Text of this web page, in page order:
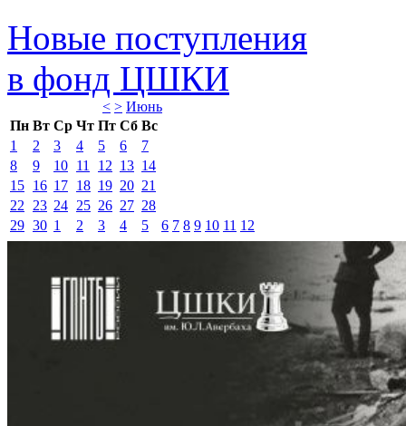
Новые поступления
в фонд ЦШКИ
< > Июнь
Пн Вт Ср Чт Пт Сб Вс
1
2 3 4 5 6
7
8
9 10 11 12 13 14
15 16 17 18 19 20 21
22
23 24 25 26 27 28
29 30 1 2 3 4 5 6 7 8 9 10 11 12